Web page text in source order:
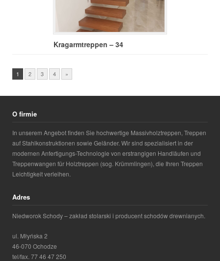
Kragarmtreppen – 34
1 2 3 4 »
O firmie
In unserem Angebot finden Sie hochwertige Massivholztreppen, Treppen
auf Stahlkonstruktionen sowie Geländer. Wir sind spezialisiert in der
modernen Anfertigungs-Technologie von erstrangigen Handläufen und
Treppenwangen für Holztreppen (sog. Krümmlingen), die Ihren Treppen
Leichtigkeit verleihen.
Adres
Niedworok Schody – zakład stolarski i producent schodów drewnianych.
ul. Młyńska 2
46-070 Ochodze
tel/fax. 77 46 47 250